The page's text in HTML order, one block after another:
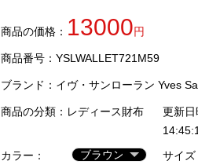
商品の価格： 13000円
商品番号：YSLWALLET721M59
ブランド： イヴ・サンローラン Yves
商品の分類： レディース財布
更新
カラー：
サイズ